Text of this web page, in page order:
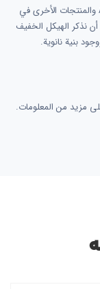
يمكن رؤية الفرق بين منتجات العلامة التجارية Amitis والمنتجات الأخرى في
نذكر الهيكل الخفيف
بنية نانوية.
مزيد من المعلومات.